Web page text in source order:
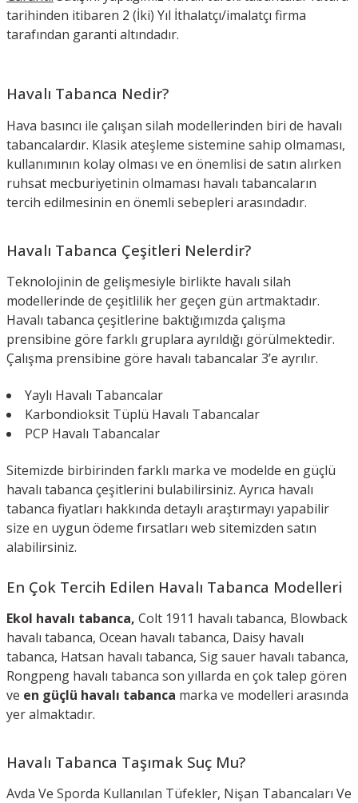
tarihinden itibaren 2 (İki) Yıl İthalatçı/imalatçı firma
tarafından garanti altındadır.
Havalı Tabanca Nedir?
Hava basıncı ile çalışan silah modellerinden biri de havalı
tabancalardır. Klasik ateşleme sistemine sahip olmaması,
kullanımının kolay olması ve en önemlisi de satın alırken
ruhsat mecburiyetinin olmaması havalı tabancaların
tercih edilmesinin en önemli sebepleri arasındadır.
Havalı Tabanca Çeşitleri Nelerdir?
Teknolojinin de gelişmesiyle birlikte havalı silah
modellerinde de çeşitlilik her geçen gün artmaktadır.
Havalı tabanca çeşitlerine baktığımızda çalışma
prensibine göre farklı gruplara ayrıldığı görülmektedir.
Çalışma prensibine göre havalı tabancalar 3’e ayrılır.
Yaylı Havalı Tabancalar
Karbondioksit Tüplü Havalı Tabancalar
PCP Havalı Tabancalar
Sitemizde birbirinden farklı marka ve modelde en güçlü
havalı tabanca çeşitlerini bulabilirsiniz. Ayrıca havalı
tabanca fiyatları hakkında detaylı araştırmayı yapabilir
size en uygun ödeme fırsatları web sitemizden satın
alabilirsiniz.
En Çok Tercih Edilen Havalı Tabanca Modelleri
Ekol havalı tabanca, Colt 1911 havalı tabanca, Blowback
havalı tabanca, Ocean havalı tabanca, Daisy havalı
tabanca, Hatsan havalı tabanca, Sig sauer havalı tabanca,
Rongpeng havalı tabanca son yıllarda en çok talep gören
ve en güçlü havalı tabanca marka ve modelleri arasında
yer almaktadır.
Havalı Tabanca Taşımak Suç Mu?
Avda Ve Sporda Kullanılan Tüfekler, Nişan Tabancaları Ve